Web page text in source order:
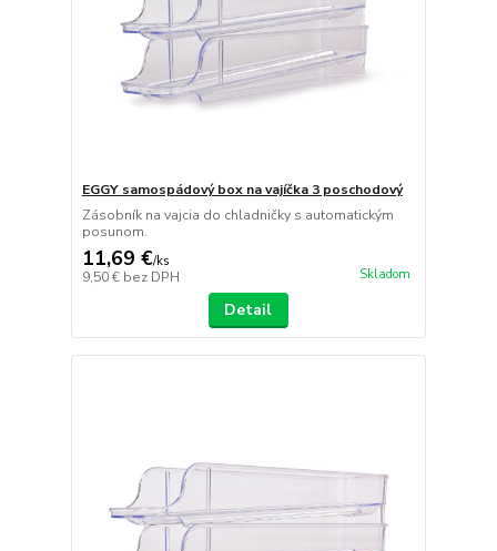
EGGY samospádový box na vajíčka 3 poschodový
Zásobník na vajcia do chladničky s automatickým
posunom.
11,69 €/ks
9,50 € bez DPH Skladom
Detail